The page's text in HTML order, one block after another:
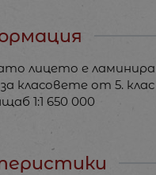
лицето е
от 5. клас
1:1 650 000